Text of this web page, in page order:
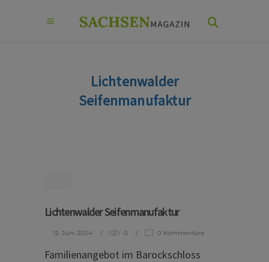
Lichtenwalder
Seifenmanufaktur
Lichtenwalder Seifenmanufaktur
12. Juni 2024 0 0 Kommentare
Familienangebot im Barockschloss